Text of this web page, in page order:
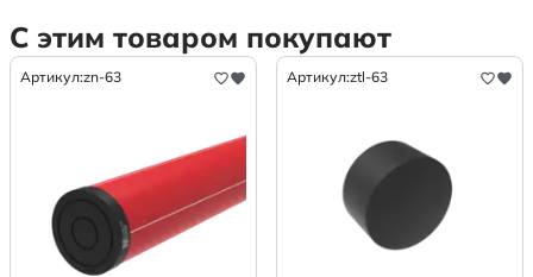
С этим товаром покупают
Артикул:zn-63 Артикул:ztl-63